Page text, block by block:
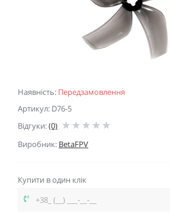
Наявність: Передзамовлення
Артикул: D76-5
Відгуки:(0)
Виробник: BetaFPV
Купити в один клік